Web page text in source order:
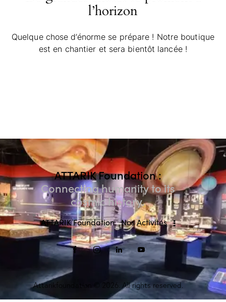
l’horizon
Quelque chose d’énorme se prépare ! Notre boutique
est en chantier et sera bientôt lancée !
ATTARIK Foundation :
Connecting humanity to its
cosmic history.
ATTARIK Foundation Nos Activités
Attarikfoundation © 2026. All rights reserved.